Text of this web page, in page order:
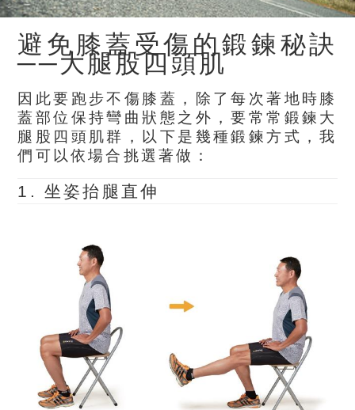
避免膝蓋受傷的鍛鍊秘訣
──大腿股四頭肌
因此要跑步不傷膝蓋，除了每次著地時膝
蓋部位保持彎曲狀態之外，要常常鍛鍊 大
腿股四頭肌群 ，以下是幾種鍛鍊方式，我
們可以依場合挑選著做：
1.坐姿抬腿直伸